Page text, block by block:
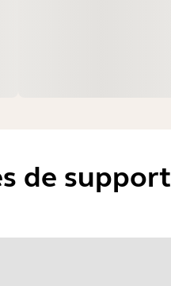
de support